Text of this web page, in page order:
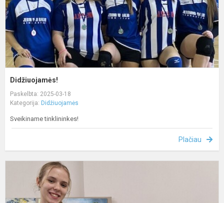
Didžiuojamės!
Paskelbta: 2025-03-18
Kategorija: Didžiuojamės
Sveikiname tinklininkes!
Plačiau